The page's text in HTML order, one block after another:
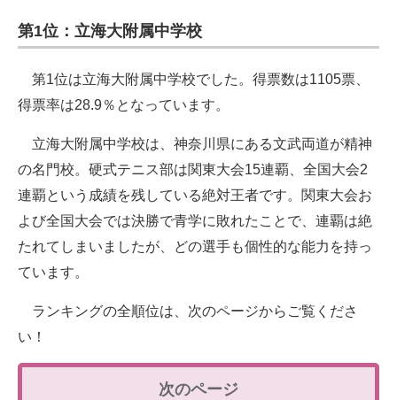
第1位：立海大附属中学校
第1位は立海大附属中学校でした。得票数は1105票、
得票率は28.9％となっています。
立海大附属中学校は、神奈川県にある文武両道が精神
の名門校。硬式テニス部は関東大会15連覇、全国大会2
連覇という成績を残している絶対王者です。関東大会お
よび全国大会では決勝で青学に敗れたことで、連覇は絶
たれてしまいましたが、どの選手も個性的な能力を持っ
ています。
ランキングの全順位は、次のページからご覧くださ
い！